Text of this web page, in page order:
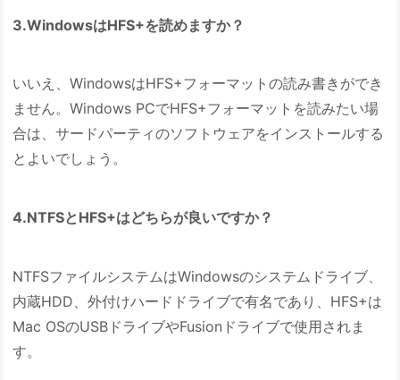
3.WindowsはHFS+を読めますか？
いいえ、WindowsはHFS+フォーマットの読み書きができ
ません。Windows PCでHFS+フォーマットを読みたい場
合は、サードパーティのソフトウェアをインストールする
とよいでしょう。
4.NTFSとHFS+はどちらが良いですか？
NTFSファイルシステムはWindowsのシステムドライブ、
内蔵HDD、外付けハードドライブで有名であり、HFS+は
Mac OSのUSBドライブやFusionドライブで使用されま
す。